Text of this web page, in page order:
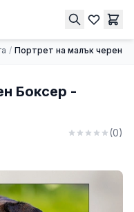
/ Портрет на малък черен
Боксер -
(0)
Купи